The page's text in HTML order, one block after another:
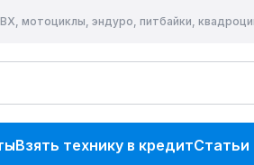
мотоциклы, эндуро, питбайки,
Взять технику в кредитСтатьи